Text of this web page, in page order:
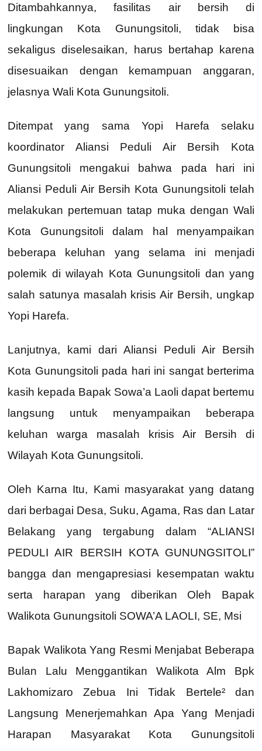
Ditambahkannya, fasilitas air bersih di
lingkungan Kota Gunungsitoli, tidak bisa
sekaligus diselesaikan, harus bertahap karena
disesuaikan dengan kemampuan anggaran,
jelasnya Wali Kota Gunungsitoli.
Ditempat yang sama Yopi Harefa selaku
koordinator Aliansi Peduli Air Bersih Kota
Gunungsitoli mengakui bahwa pada hari ini
Aliansi Peduli Air Bersih Kota Gunungsitoli telah
melakukan pertemuan tatap muka dengan Wali
Kota Gunungsitoli dalam hal menyampaikan
beberapa keluhan yang selama ini menjadi
polemik di wilayah Kota Gunungsitoli dan yang
salah satunya masalah krisis Air Bersih, ungkap
Yopi Harefa.
Lanjutnya, kami dari Aliansi Peduli Air Bersih
Kota Gunungsitoli pada hari ini sangat berterima
kasih kepada Bapak Sowa’a Laoli dapat bertemu
langsung untuk menyampaikan beberapa
keluhan warga masalah krisis Air Bersih di
Wilayah Kota Gunungsitoli.
Oleh Karna Itu, Kami masyarakat yang datang
dari berbagai Desa, Suku, Agama, Ras dan Latar
Belakang yang tergabung dalam “ALIANSI
PEDULI AIR BERSIH KOTA GUNUNGSITOLI”
bangga dan mengapresiasi kesempatan waktu
serta harapan yang diberikan Oleh Bapak
Walikota Gunungsitoli SOWA’A LAOLI, SE, Msi
Bapak Walikota Yang Resmi Menjabat Beberapa
Bulan Lalu Menggantikan Walikota Alm Bpk
Lakhomizaro Zebua Ini Tidak Bertele² dan
Langsung Menerjemahkan Apa Yang Menjadi
Harapan Masyarakat Kota Gunungsitoli